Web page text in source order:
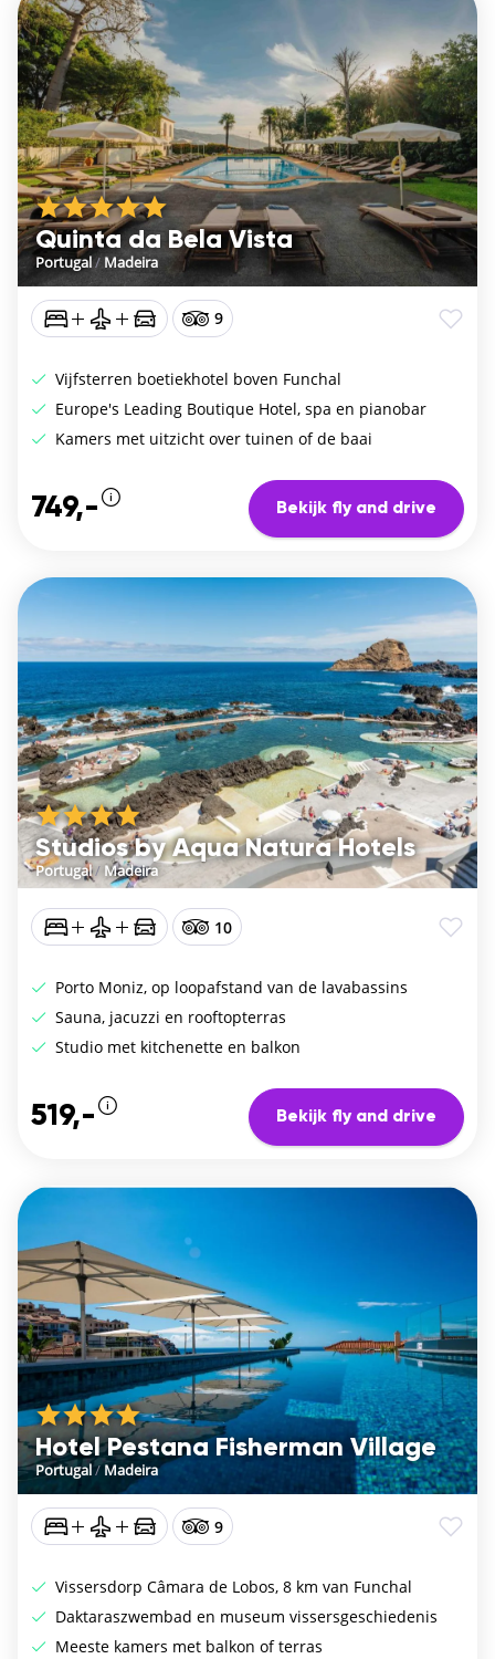
Quinta da Bela Vista
Portugal/Madeira
9
Vijfsterren boetiekhotel boven Funchal
Europe's Leading Boutique Hotel, spa en pianobar
Kamers met uitzicht over tuinen of de baai
749,- Bekijk fly and drive
Studios by Aqua Natura Hotels
Portugal/ Madeira
10
Porto Moniz, op loopafstand van de lavabassins
Sauna, jacuzzi en rooftopterras
Studio met kitchenette en balkon
519,- Bekijk fly and drive
Hotel Pestana Fisherman Village
Portugal/Madeira
9
Vissersdorp Câmara de Lobos, 8 km van Funchal
Daktaraszwembad en museum vissersgeschiedenis
Meeste kamers met balkon of terras